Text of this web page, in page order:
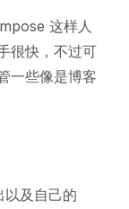
这样人
很快，不过可
一些像是博客
及自己的